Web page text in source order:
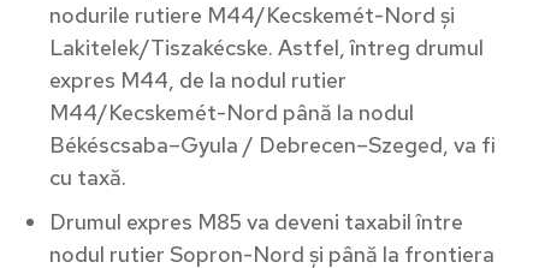
nodurile rutiere M44/Kecskemét-Nord și
Lakitelek/Tiszakécske. Astfel, întreg drumul
expres M44, de la nodul rutier
M44/Kecskemét-Nord până la nodul
Békéscsaba–Gyula / Debrecen–Szeged, va fi
cu taxă.
Drumul expres M85 va deveni taxabil între
nodul rutier Sopron-Nord și până la frontiera